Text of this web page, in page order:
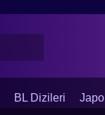
BL Dizileri